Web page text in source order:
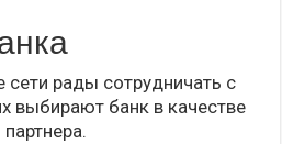
рады сотрудничать с
выбирают банк в качестве